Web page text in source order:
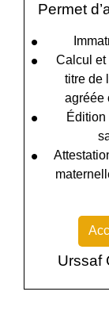
Permet
Calcul et
titre de
agréée
Édition
Urssaf